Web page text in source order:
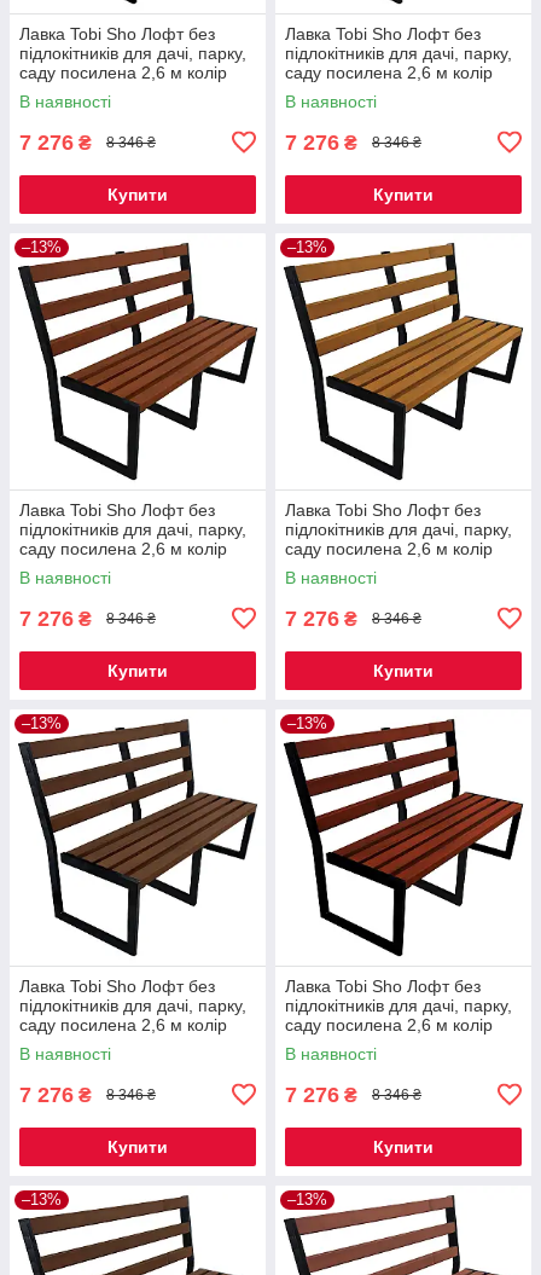
Лавка Tobi Sho Лофт без
підлокітників для дачі, парку,
саду посилена 2,6 м колір
каштан
В наявності
7 276 ₴ 8 346 ₴
Купити
Лавка Tobi Sho Лофт без
підлокітників для дачі, парку,
саду посилена 2,6 м колір
черешня
В наявності
7 276 ₴ 8 346 ₴
Купити
–13%
Лавка Tobi Sho Лофт без
підлокітників для дачі, парку,
саду посилена 2,6 м колір
макасар
В наявності
7 276 ₴ 8 346 ₴
Купити
–13%
Лавка Tobi Sho Лофт без
підлокітників для дачі, парку,
саду посилена 2,6 м колір
дуб
В наявності
7 276 ₴ 8 346 ₴
Купити
–13%
Лавка Tobi Sho Лофт без
підлокітників для дачі, парку,
саду посилена 2,6 м колір
горіх
В наявності
7 276 ₴ 8 346 ₴
Купити
–13%
Лавка Tobi Sho Лофт без
підлокітників для дачі, парку,
саду посилена 2,6 м колір
махагоній
В наявності
7 276 ₴ 8 346 ₴
Купити
–13% –13%